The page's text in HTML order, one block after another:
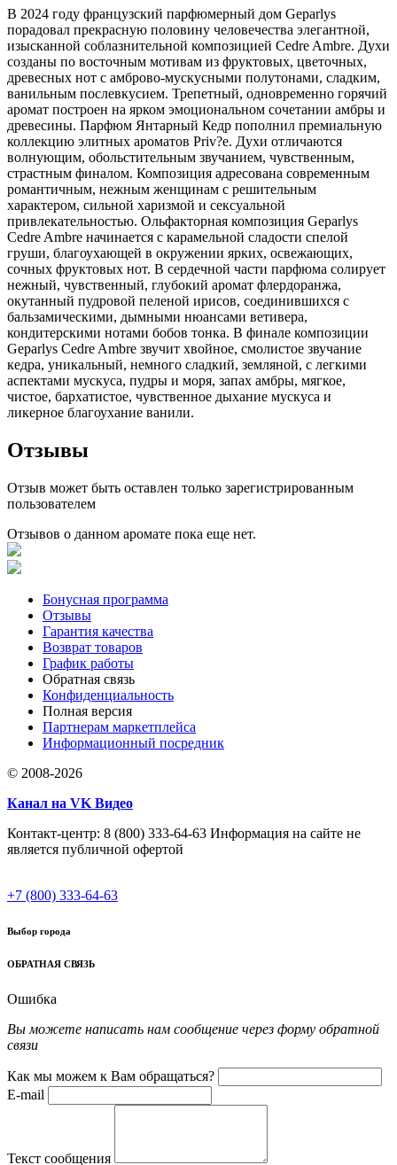
В 2024 году французский парфюмерный дом Geparlys
порадовал прекрасную половину человечества элегантной,
изысканной соблазнительной композицией Cedre Ambre. Духи
созданы по восточным мотивам из фруктовых, цветочных,
древесных нот с амброво-мускусными полутонами, сладким,
ванильным послевкусием. Трепетный, одновременно горячий
аромат построен на ярком эмоциональном сочетании амбры и
древесины. Парфюм Янтарный Кедр пополнил премиальную
коллекцию элитных ароматов Priv?e. Духи отличаются
волнующим, обольстительным звучанием, чувственным,
страстным финалом. Композиция адресована современным
романтичным, нежным женщинам с решительным
характером, сильной харизмой и сексуальной
привлекательностью. Ольфакторная композиция Geparlys
Cedre Ambre начинается с карамельной сладости спелой
груши, благоухающей в окружении ярких, освежающих,
сочных фруктовых нот. В сердечной части парфюма солирует
нежный, чувственный, глубокий аромат флердоранжа,
окутанный пудровой пеленой ирисов, соединившихся с
бальзамическими, дымными нюансами ветивера,
кондитерскими нотами бобов тонка. В финале композиции
Geparlys Cedre Ambre звучит хвойное, смолистое звучание
кедра, уникальный, немного сладкий, земляной, с легкими
аспектами мускуса, пудры и моря, запах амбры, мягкое,
чистое, бархатистое, чувственное дыхание мускуса и
ликерное благоухание ванили.
Отзывы
Отзыв может быть оставлен только зарегистрированным
пользователем
Отзывов о данном аромате пока еще нет.
Бонусная программа
Отзывы
Гарантия качества
Возврат товаров
График работы
Обратная связь
Конфиденциальность
Полная версия
Партнерам маркетплейса
Информационный посредник
© 2008-2026
Канал на VK Видео
Контакт-центр: 8 (800) 333-64-63 Информация на сайте не
является публичной офертой
+7 (800) 333-64-63
Выбор города
ОБРАТНАЯ СВЯЗЬ
Ошибка
Вы можете написать нам сообщение через форму обратной
связи
Как мы можем к Вам обращаться?
E-mail
Текст сообщения